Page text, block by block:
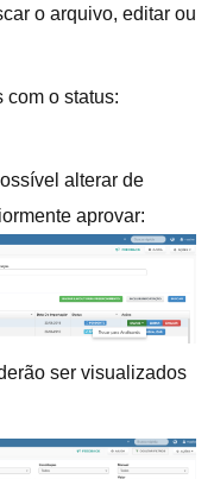
o arquivo, editar ou
com o status:
alterar de
aprovar:
ser visualizados